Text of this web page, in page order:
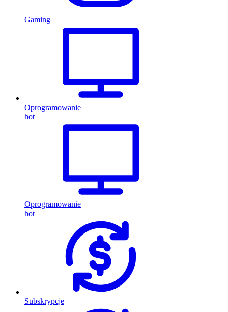
Gaming
Oprogramowanie
hot
Oprogramowanie
hot
Subskrypcje